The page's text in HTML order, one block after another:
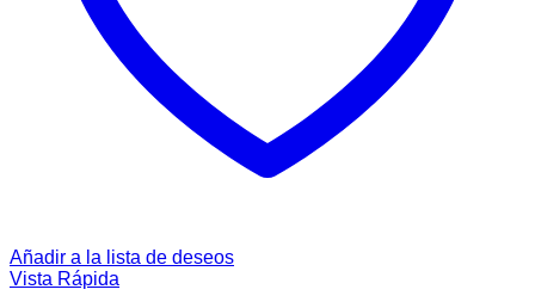
Añadir a la lista de deseos
Vista Rápida